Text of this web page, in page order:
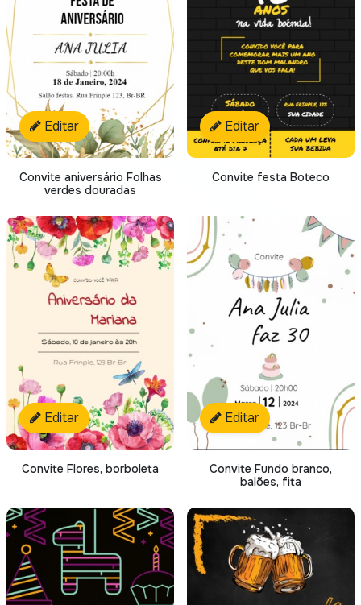
Editar
Convite aniversário Folhas
verdes douradas
Editar
Convite festa Boteco
Editar
Convite Flores, borboleta
Editar
Convite Fundo branco,
balões, fita